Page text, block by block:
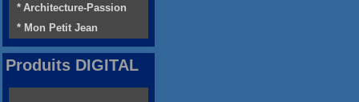
* Architecture-Passion
* Mon Petit Jean
Produits DIGITAL